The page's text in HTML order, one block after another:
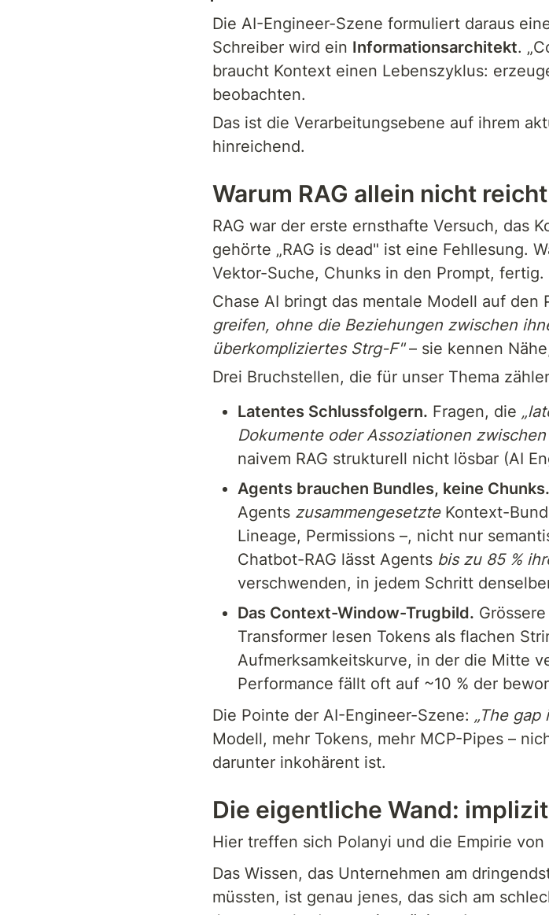
Die AI-Engineer-Szene formuliert daraus
Schreiber wird ein Informationsarchitekt.
braucht Kontext einen Lebenszyklus:
beobachten.
Das ist die Verarbeitungsebene auf ihrem
hinreichend.
Warum RAG allein nicht reicht
RAG war der erste ernsthafte Versuch, das
gehörte „RAG is dead" ist eine Fehllesung.
Vektor-Suche, Chunks in den Prompt, fertig.
Chase AI bringt das mentale Modell auf den
greifen, ohne die Beziehungen zwischen
überkompliziertes Strg-F" – sie kennen
Drei Bruchstellen, die für unser Thema
Latentes Schlussfolgern. Fragen, die
Dokumente oder Assoziationen
naivem RAG strukturell nicht lösbar (AI
Agents brauchen Bundles, keine Chunks.
Agents zusammengesetzte Kontext-
Lineage, Permissions –, nicht nur
Chatbot-RAG lässt Agents bis zu 85 %
verschwenden, in jedem Schritt
Das Context-Window-Trugbild.
Transformer lesen Tokens als flachen
Aufmerksamkeitskurve, in der die Mitte
Performance fällt oft auf ~10 % der
Die Pointe der AI-Engineer-Szene: „The
Modell, mehr Tokens, mehr MCP-Pipes –
darunter inkohärent ist.
Die eigentliche Wand:
Hier treffen sich Polanyi und die Empirie von
Das Wissen, das Unternehmen am
müssten, ist genau jenes, das sich am